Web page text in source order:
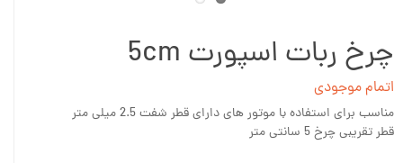
چرخ ربات اسپورت 5cm
اتمام موجودی
مناسب برای استفاده با موتور های دارای قطر شفت 2.5 میلی متر
قطر تقریبی چرخ 5 سانتی متر